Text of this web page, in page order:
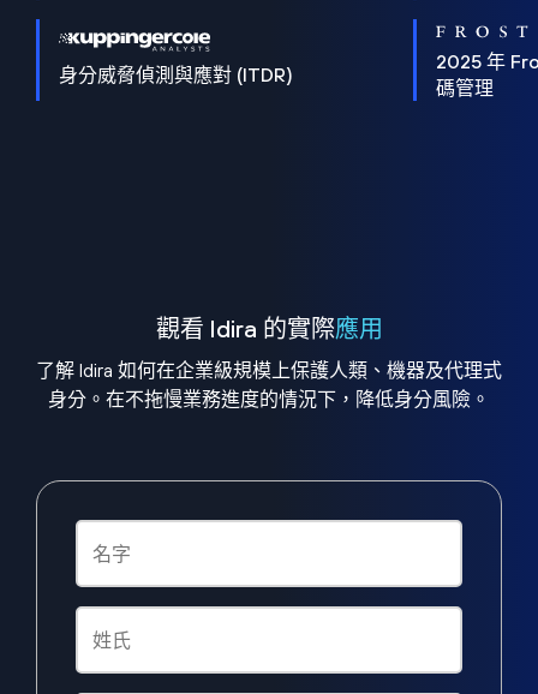
身分威脅偵測與應對 (ITDR)
2025 年
碼管理
觀看 Idira 的實際應用
了解 Idira 如何在企業級規模上保護人類、機器及代理式
身分。在不拖慢業務進度的情況下，降低身分風險。